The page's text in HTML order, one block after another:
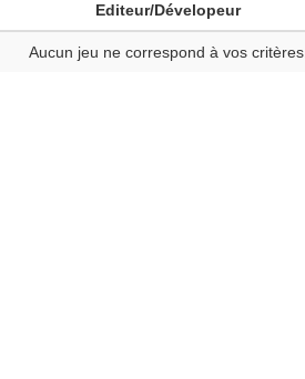
Editeur/Dévelopeur
Aucun jeu ne correspond à vos critères.